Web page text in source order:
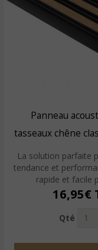
Panneau
tasseaux chêne
La solution parfaite
tendance et
rapide et facile
16,95€
Qté